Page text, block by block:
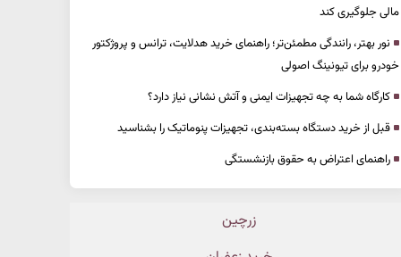
مالی جلوگیری کند
نور بهتر، رانندگی مطمئن‌تر؛ راهنمای خرید هدلایت، ترانس و پروژکتور
خودرو برای تیونینگ اصولی
کارگاه شما به چه تجهیزات ایمنی و آتش نشانی نیاز دارد؟
قبل از خرید دستگاه بسته‌بندی، تجهیزات پنوماتیک را بشناسید
راهنمای اعتراض به حقوق بازنشستگی
زرچین